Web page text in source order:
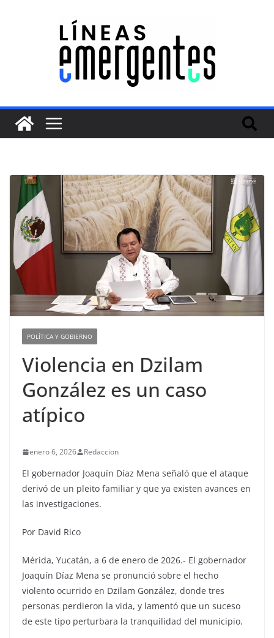
POLÍTICA Y GOBIERNO
Violencia en Dzilam
González es un caso
atípico
enero 6, 2026 Redaccion
El gobernador Joaquín Díaz Mena señaló que el ataque
derivó de un pleito familiar y que ya existen avances en
las investigaciones.
Por David Rico
Mérida, Yucatán, a 6 de enero de 2026.- El gobernador
Joaquín Díaz Mena se pronunció sobre el hecho
violento ocurrido en Dzilam González, donde tres
personas perdieron la vida, y lamentó que un suceso
de este tipo perturbara la tranquilidad del municipio.